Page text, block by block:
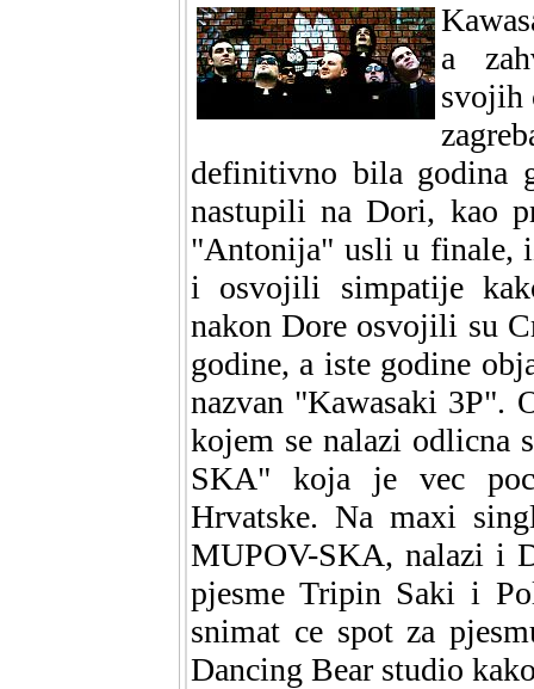
a
svojih
definitivno bila godina
nastupili na Dori, kao
"Antonija" usli u finale,
i osvojili simpatije
nakon Dore osvojili su
godine, a iste godine
nazvan "Kawasaki 3P".
kojem se nalazi odlicna
SKA" koja je vec
Hrvatske. Na maxi
MUPOV-SKA, nalazi i
pjesme Tripin Saki i
snimat ce spot za
Dancing Bear studio